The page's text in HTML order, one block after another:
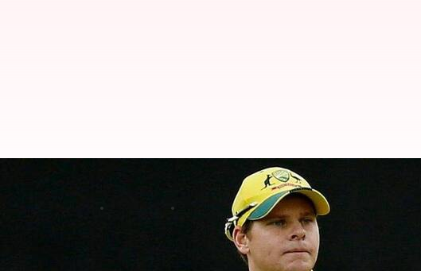
टीम की कप्तानी के लिए एकमात्र विकल्प नहीं